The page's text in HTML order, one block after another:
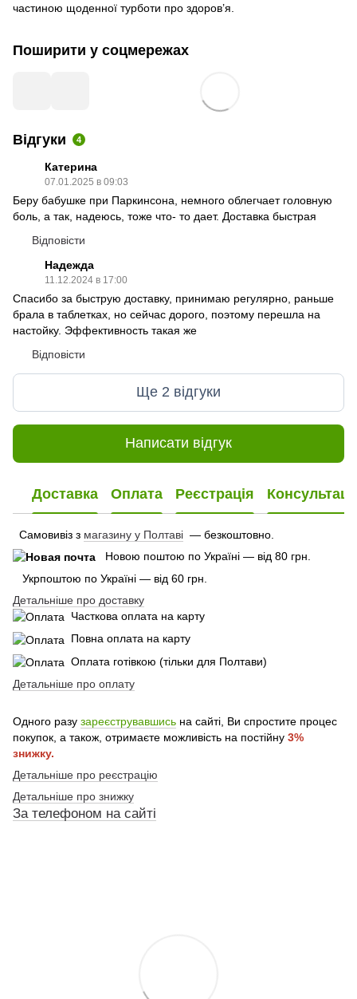
частиною щоденної турботи про здоров’я.
Поширити у соцмережах
Відгуки 4
Катерина
07.01.2025 в 09:03
Беру бабушке при Паркинсона, немного облегчает головную
боль, а так, надеюсь, тоже что- то дает. Доставка быстрая
Відповісти
Надежда
11.12.2024 в 17:00
Спасибо за быструю доставку, принимаю регулярно, раньше
брала в таблетках, но сейчас дорого, поэтому перешла на
настойку. Эффективность такая же
Відповісти
Ще 2 відгуки
Написати відгук
Доставка Оплата Реєстрація
Самовивіз з магазину у Полтаві — безкоштовно.
Новою поштою по Україні — від 80 грн.
Укрпоштою по Україні — від 60 грн.
Детальніше про доставку
Часткова оплата на карту
Повна оплата на карту
Оплата готівкою (тільки для Полтави)
Детальніше про оплату
Одного разу зареєструвавшись на сайті, Ви спростите процес
покупок, а також, отримаєте можливість на постійну 3%
знижку.
Детальніше про реєстрацію
Детальніше про знижку
За телефоном на сайті